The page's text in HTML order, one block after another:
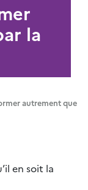
la
autrement que
en soit la